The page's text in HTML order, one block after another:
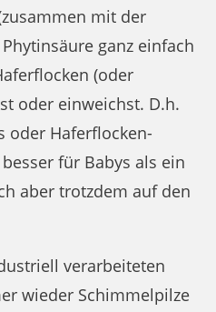
mit der
ganz einfach
(oder
oder einweichst. D.h.
oder Haferflocken-
für Babys als ein
aber trotzdem auf den
verarbeiteten
wieder Schimmelpilze